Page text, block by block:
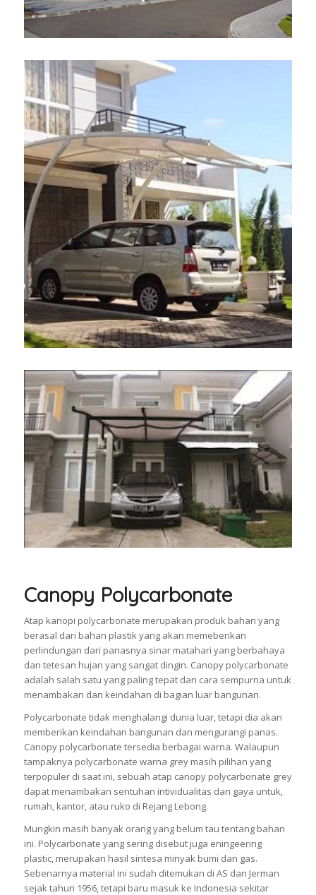
Canopy Polycarbonate
Atap kanopi polycarbonate merupakan produk bahan yang
berasal dari bahan plastik yang akan memeberikan
perlindungan dari panasnya sinar matahari yang berbahaya
dan tetesan hujan yang sangat dingin. Canopy polycarbonate
adalah salah satu yang paling tepat dan cara sempurna untuk
menambakan dan keindahan di bagian luar bangunan.
Polycarbonate tidak menghalangi dunia luar, tetapi dia akan
memberikan keindahan bangunan dan mengurangi panas.
Canopy polycarbonate tersedia berbagai warna. Walaupun
tampaknya polycarbonate warna grey masih pilihan yang
terpopuler di saat ini, sebuah atap canopy polycarbonate grey
dapat menambakan sentuhan intividualitas dan gaya untuk,
rumah, kantor, atau ruko di Rejang Lebong.
Mungkin masih banyak orang yang belum tau tentang bahan
ini. Polycarbonate yang sering disebut juga eningeering
plastic, merupakan hasil sintesa minyak bumi dan gas.
Sebenarnya material ini sudah ditemukan di AS dan Jerman
sejak tahun 1956, tetapi baru masuk ke Indonesia sekitar